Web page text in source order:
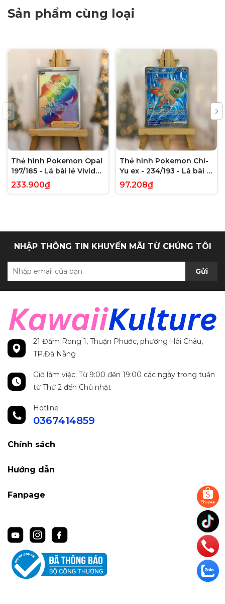
Sản phẩm cùng loại
Thẻ hình Pokemon Opal
197/185 - Lá bài lẻ Vivid
Voltage Hyper Rare tiếng
Anh chính hãng
233.900₫
Thẻ hình Pokemon Chi-
Yu ex - 234/193 - Lá bài lẻ
Paldea Evolved Full Art
Secret Rare tiếng Anh
97.208₫
NHẬP THÔNG TIN KHUYẾN MÃI TỪ CHÚNG TÔI
Gửi
21 Đầm Rong 1, Thuận Phước, phường Hải Châu,
TP.Đà Nẵng
Giờ làm việc: Từ 9:00 đến 19:00 các ngày trong tuần
từ Thứ 2 đến Chủ nhật
Hotline
0367414859
Chính sách
Hướng dẫn
Fanpage